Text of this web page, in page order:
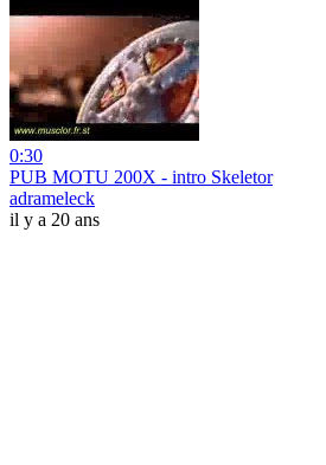
0:30
PUB MOTU 200X - intro Skeletor
adrameleck
il y a 20 ans